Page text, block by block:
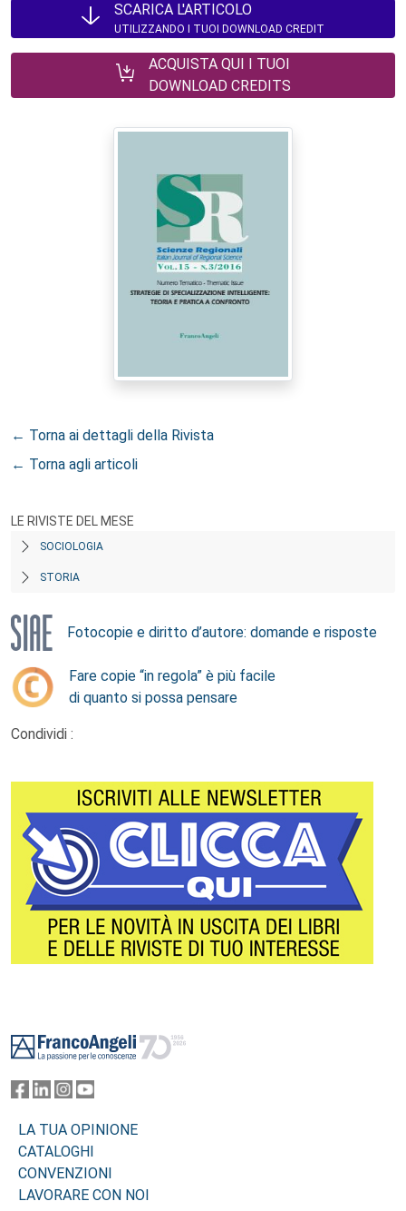
SCARICA L'ARTICOLO
UTILIZZANDO I TUOI DOWNLOAD CREDIT
ACQUISTA QUI I TUOI
DOWNLOAD CREDITS
← Torna ai dettagli della Rivista
← Torna agli articoli
LE RIVISTE DEL MESE
SOCIOLOGIA
STORIA
Fotocopie e diritto d’autore: domande e risposte
Fare copie “in regola” è più facile
di quanto si possa pensare
Condividi :
LA TUA OPINIONE
CATALOGHI
CONVENZIONI
LAVORARE CON NOI